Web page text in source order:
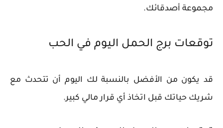
مجموعة أصدقائك.
توقعات برج الحمل اليوم في الحب
قد يكون من الأفضل بالنسبة لك اليوم أن تتحدث مع
شريك حياتك قبل اتخاذ أي قرار مالي كبير.